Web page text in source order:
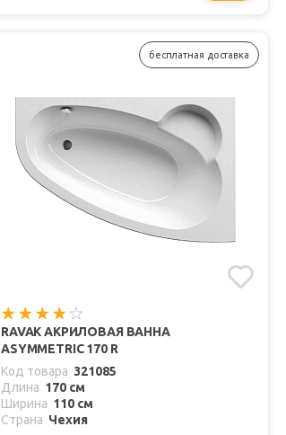
бесплатная доставка
RAVAK АКРИЛОВАЯ ВАННА
ASYMMETRIC 170 R
Код товара 321085
Длина 170 см
Ширина 110 см
Страна Чехия